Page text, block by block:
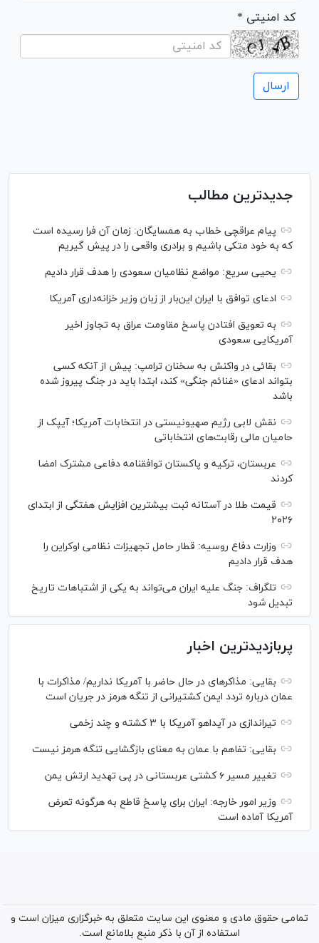
* کد امنیتی
جدیدترین مطالب
پیام عراقچی خطاب به همسایگان: زمان آن فرا رسیده است
که به خود متکی باشیم و برادری واقعی را در پیش گیریم
یحیی سریع: مواضع نظامیان سعودی را هدف قرار دادیم
ادعای توافق با ایران این‌بار از زبان وزیر خزانه‌داری آمریکا
به تعویق افتادن پاسخ مقاومت عراق به تجاوز اخیر
آمریکایی سعودی
بقائی در واکنش به سخنان ترامپ: پیش از آنکه کسی
بتواند ادعای «غنائم جنگی» کند، ابتدا باید در جنگ پیروز شده
باشد
نقش لابی رژیم صهیونیستی در انتخابات آمریکا؛ آیپک از
حامیان مالی رقابت‌های انتخاباتی
عربستان، ترکیه و پاکستان توافقنامه دفاعی مشترک امضا
کردند
قیمت طلا در آستانه ثبت بیشترین افزایش هفتگی از ابتدای
۲۰۲۶
وزارت دفاع روسیه: قطار حامل تجهیزات نظامی اوکراین را
هدف قرار دادیم
تلگراف: جنگ علیه ایران می‌تواند به یکی از اشتباهات تاریخ
تبدیل شود
پربازدیدترین اخبار
بقایی: مذاکره‎ای در حال حاضر با آمریکا نداریم/ مذاکرات با
عمان درباره تردد ایمن کشتیرانی از تنگه هرمز در جریان است
تیراندازی در آیداهو آمریکا با ۳ کشته و چند زخمی
بقایی: تفاهم با عمان به معنای بازگشایی تنگه هرمز نیست
تغییر مسیر ۶ کشتی عربستانی در پی تهدید ارتش یمن
وزیر امور خارجه: ایران برای پاسخ قاطع به هرگونه تعرض
آمریکا آماده است
تمامی حقوق مادی و معنوی این سایت متعلق به خبرگزاری میزان است و
استفاده از آن با ذکر منبع بلامانع است.